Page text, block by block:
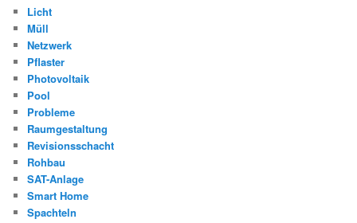
Licht
Müll
Netzwerk
Pflaster
Photovoltaik
Pool
Probleme
Raumgestaltung
Revisionsschacht
Rohbau
SAT-Anlage
Smart Home
Spachteln